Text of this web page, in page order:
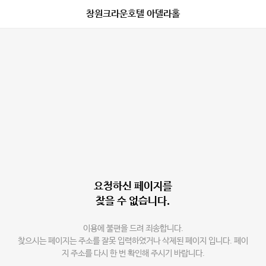
창원크라운호텔 아델라홀
요청하신 페이지를
찾을 수 없습니다.
이용에 불편을 드려 죄송합니다.
찾으시는 페이지는 주소를 잘못 입력하였거나 삭제된 페이지 입니다. 페이
지 주소를 다시 한 번 확인해 주시기 바랍니다.